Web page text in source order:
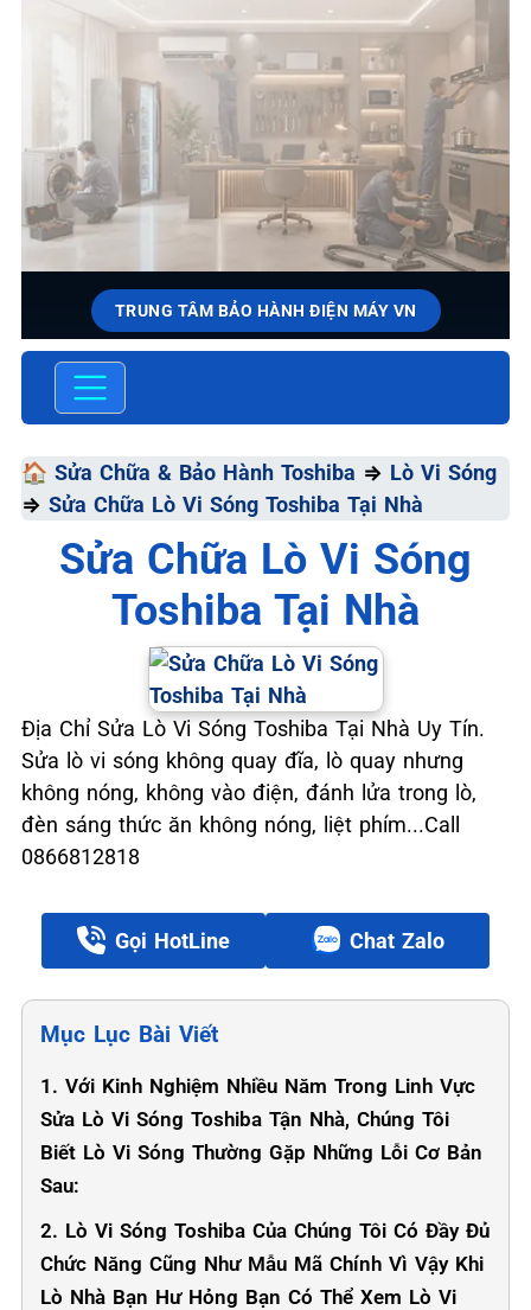
TRUNG TÂM BẢO HÀNH ĐIỆN MÁY VN
SỬA CHỮA & BẢO HÀNH
Đa
📞 09.663.898.33
🏠 Sửa Chữa & Bảo Hành Toshiba ⇒ Lò Vi Sóng
⇒ Sửa Chữa Lò Vi Sóng Toshiba Tại Nhà
Sửa Chữa Lò Vi Sóng
Toshiba Tại Nhà
Địa Chỉ Sửa Lò Vi Sóng Toshiba Tại Nhà Uy Tín.
Sửa lò vi sóng không quay đĩa, lò quay nhưng
không nóng, không vào điện, đánh lửa trong lò,
đèn sáng thức ăn không nóng, liệt phím...Call
0866812818
Gọi HotLine Chat Zalo
Mục Lục Bài Viết
1. Với Kinh Nghiệm Nhiều Năm Trong Linh Vực
Sửa Lò Vi Sóng Toshiba Tận Nhà, Chúng Tôi
Biết Lò Vi Sóng Thường Gặp Những Lỗi Cơ Bản
Sau:
2. Lò Vi Sóng Toshiba Của Chúng Tôi Có Đầy Đủ
Chức Năng Cũng Như Mẫu Mã Chính Vì Vậy Khi
Lò Nhà Bạn Hư Hỏng Bạn Có Thể Xem Lò Vi